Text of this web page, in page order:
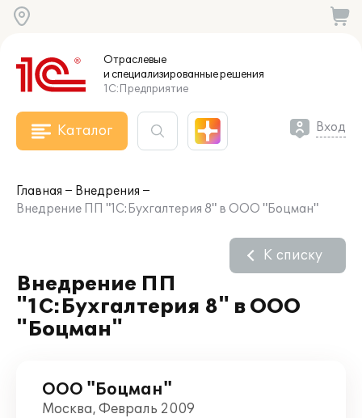
Отраслевые
и специализированныерешения
1С:Предприятие
Каталог Вход
Главная
Внедрения
Внедрение ПП "1С:Бухгалтерия 8" в ООО "Боцман"
Внедрение ПП
"1С:Бухгалтерия 8" в ООО
"Боцман"
К списку
ООО "Боцман"
Москва, Февраль 2009